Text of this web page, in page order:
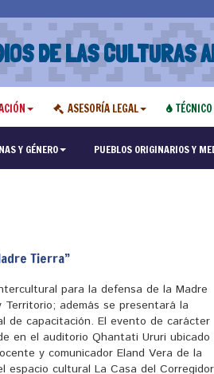
DE LAS CULTURAS
ASESORÍA LEGAL
Y GÉNERO PUEBLOS ORIGINARIOS Y
Tierra”
para la defensa de la Madre
además se presentará la
de capacitación. El evento de carácter
en el auditorio Qhantati Ururi ubicado
y comunicador Eland Vera de la
espacio cultural La Casa del